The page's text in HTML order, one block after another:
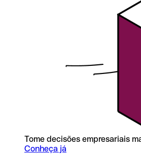
Tome decisões empresariais
Conheça já